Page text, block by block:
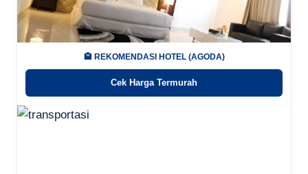
🏨 REKOMENDASI HOTEL (AGODA)
Cek Harga Termurah